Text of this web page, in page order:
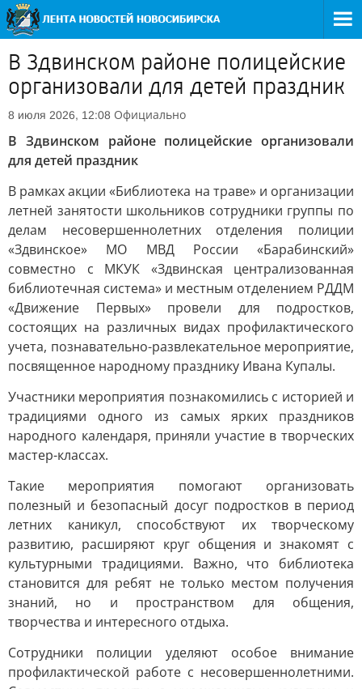
В Здвинском районе полицейские
организовали для детей праздник
8 июля 2026, 12:08 Официально
В Здвинском районе полицейские организовали
для детей праздник
В рамках акции «Библиотека на траве» и организации
летней занятости школьников сотрудники группы по
делам несовершеннолетних отделения полиции
«Здвинское» МО МВД России «Барабинский»
совместно с МКУК «Здвинская централизованная
библиотечная система» и местным отделением РДДМ
«Движение Первых» провели для подростков,
состоящих на различных видах профилактического
учета, познавательно-развлекательное мероприятие,
посвященное народному празднику Ивана Купалы.
Участники мероприятия познакомились с историей и
традициями одного из самых ярких праздников
народного календаря, приняли участие в творческих
мастер-классах.
Такие мероприятия помогают организовать
полезный и безопасный досуг подростков в период
летних каникул, способствуют их творческому
развитию, расширяют круг общения и знакомят с
культурными традициями. Важно, что библиотека
становится для ребят не только местом получения
знаний, но и пространством для общения,
творчества и интересного отдыха.
Сотрудники полиции уделяют особое внимание
профилактической работе с несовершеннолетними.